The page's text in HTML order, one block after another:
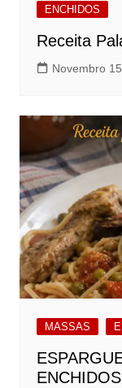
ENCHIDOS
Receita
Novembro
MASSAS